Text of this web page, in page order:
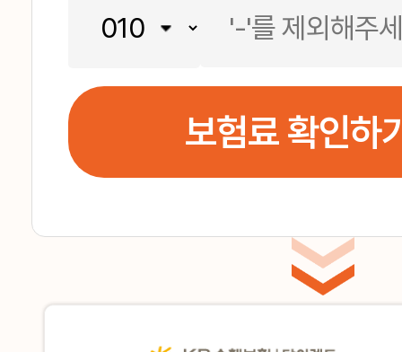
보험료 확인하